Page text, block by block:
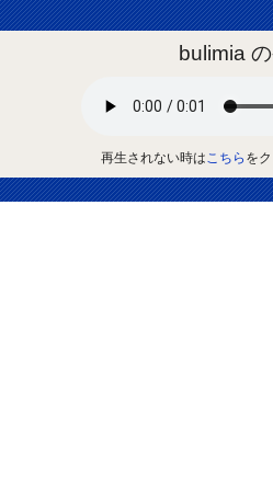
bulimia
再生されない時はこちら を